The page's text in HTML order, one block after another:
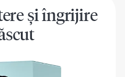
și îngrijire